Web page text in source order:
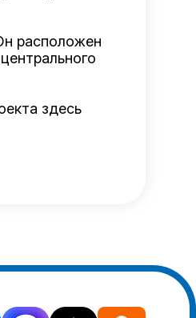
расположен
здесь